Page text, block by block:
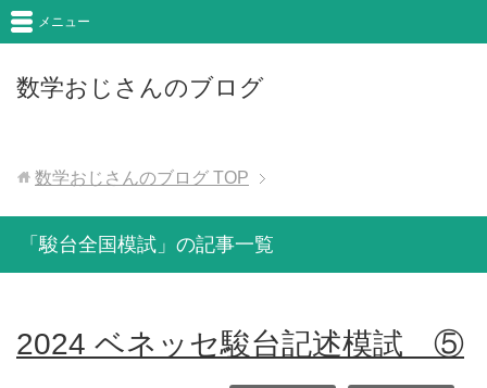
数学おじさんのブログ
メニュー
数学おじさんのブログ TOP
「駿台全国模試」の記事一覧
2024 ベネッセ駿台記述模試 ⑤